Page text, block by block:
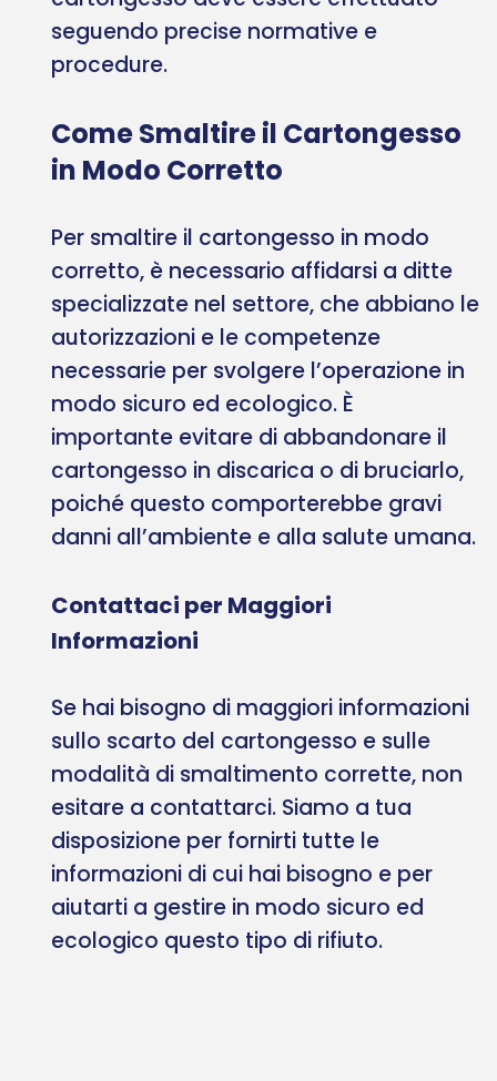
seguendo precise normative e
procedure.
Come Smaltire il Cartongesso
in Modo Corretto
Per smaltire il cartongesso in modo
corretto, è necessario affidarsi a ditte
specializzate nel settore, che abbiano le
autorizzazioni e le competenze
necessarie per svolgere l’operazione in
modo sicuro ed ecologico. È
importante evitare di abbandonare il
cartongesso in discarica o di bruciarlo,
poiché questo comporterebbe gravi
danni all’ambiente e alla salute umana.
Contattaci per Maggiori
Informazioni
Se hai bisogno di maggiori informazioni
sullo scarto del cartongesso e sulle
modalità di smaltimento corrette, non
esitare a contattarci. Siamo a tua
disposizione per fornirti tutte le
informazioni di cui hai bisogno e per
aiutarti a gestire in modo sicuro ed
ecologico questo tipo di rifiuto.